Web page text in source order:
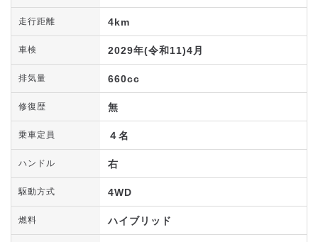
走行距離 4km
車検 2029年(令和11)4月
排気量 660cc
修復歴 無
乗車定員 ４名
ハンドル 右
駆動方式 4WD
燃料 ハイブリッド